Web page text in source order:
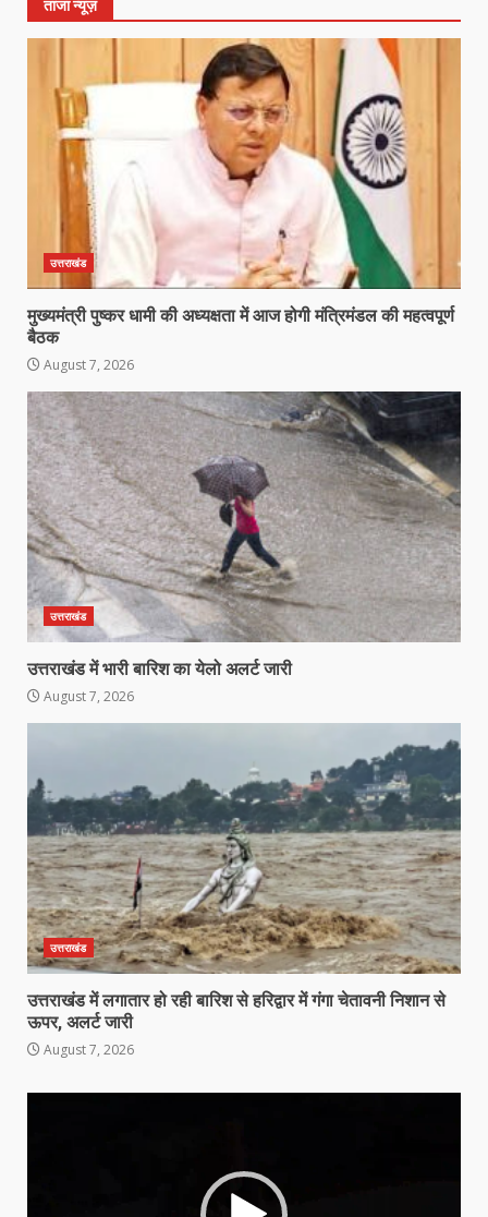
ताजा न्यूज़
उत्तराखंड
मुख्यमंत्री पुष्कर धामी की अध्यक्षता में आज होगी मंत्रिमंडल की महत्वपूर्ण
बैठक
August 7, 2026
उत्तराखंड
उत्तराखंड में भारी बारिश का येलो अलर्ट जारी
August 7, 2026
उत्तराखंड
उत्तराखंड में लगातार हो रही बारिश से हरिद्वार में गंगा चेतावनी निशान से
ऊपर, अलर्ट जारी
August 7, 2026